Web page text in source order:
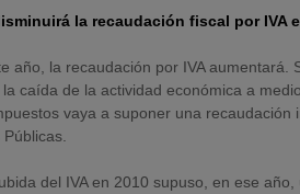
la recaudación fiscal por IVA
año, la recaudación por IVA aumentará.
caída de la actividad económica a
vaya a suponer una recaudación
del IVA en 2010 supuso, en ese